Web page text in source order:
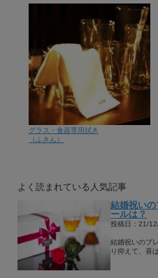
グラス・食器専用拭き
（ふきん）
よく読まれている人気記事
結婚祝い
ールは？
投稿日：21/
結婚祝いのプ
り抑えて、喜